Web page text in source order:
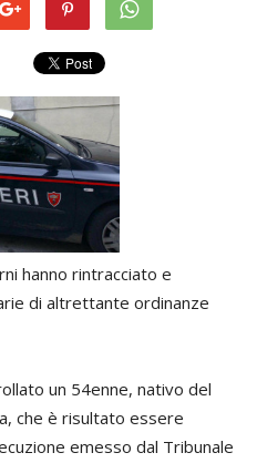
hanno rintracciato e
di altrettante ordinanze
un 54enne, nativo del
che è risultato essere
emesso dal Tribunale